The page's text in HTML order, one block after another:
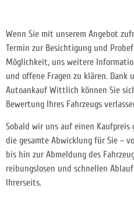
Wenn Sie mit unserem Angebot
Termin zur Besichtigung und
Möglichkeit, uns weitere
und offene Fragen zu klären. Dank
Autoankauf Wittlich können Sie
Bewertung Ihres Fahrzeugs
Sobald wir uns auf einen
die gesamte Abwicklung für Sie –
bis hin zur Abmeldung des
reibungslosen und schnellen
Ihrerseits.